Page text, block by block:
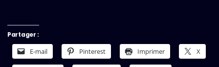
Partager :
E-mail Pinterest Imprimer X